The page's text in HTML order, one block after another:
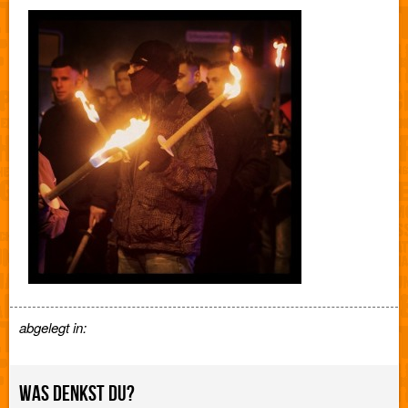
abgelegt in:
WAS DENKST DU?